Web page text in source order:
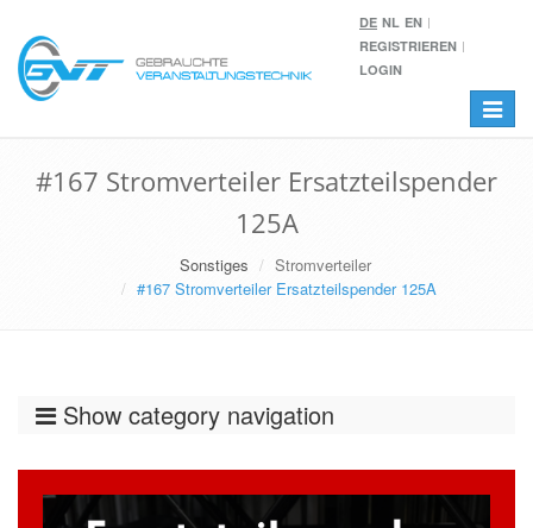
DE NL EN
REGISTRIEREN
LOGIN
Toggle
#167 Stromverteiler Ersatzteilspender
125A
Sonstiges
Stromverteiler
#167 Stromverteiler Ersatzteilspender 125A
Show category navigation